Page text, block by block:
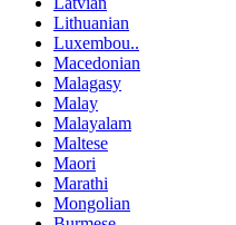
Lithuanian
Luxembou..
Macedonian
Malagasy
Malay
Malayalam
Maltese
Maori
Marathi
Mongolian